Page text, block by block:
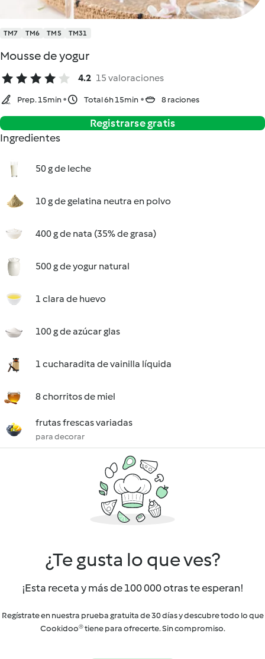
TM7 TM6 TM5 TM31
Mousse de yogur
4.2 15 valoraciones
Prep. 15min Total 6h 15min 8 raciones
Registrarse gratis
Ingredientes
50 g de leche
10 g de gelatina neutra en polvo
400 g de nata (35% de grasa)
500 g de yogur natural
1 clara de huevo
100 g de azúcar glas
1 cucharadita de vainilla líquida
8 chorritos de miel
frutas frescas variadas
para decorar
¿Te gusta lo que ves?
¡Esta receta y más de 100 000 otras te esperan!
Regístrate en nuestra prueba gratuita de 30 días y descubre todo lo que
Cookidoo® tiene para ofrecerte. Sin compromiso.